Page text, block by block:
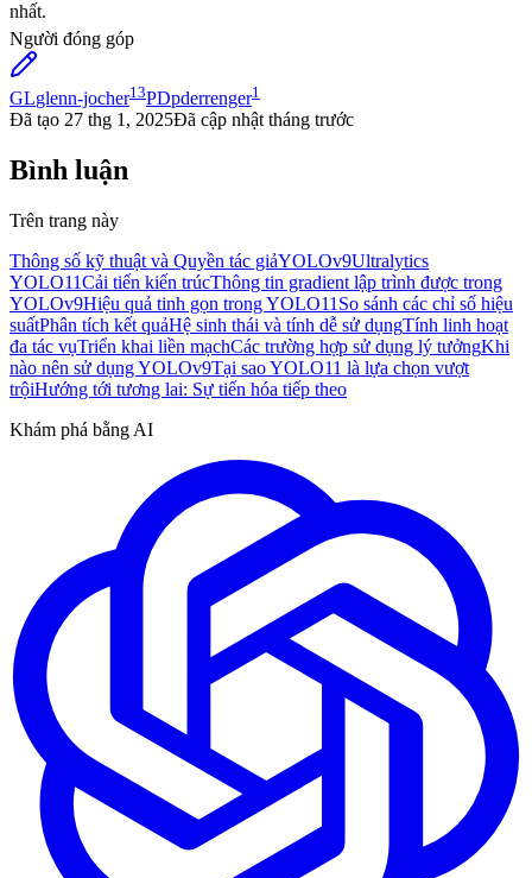
nhất.
Người đóng góp
GLglenn-jocher13PDpderrenger1
Đã tạo 27 thg 1, 2025Đã cập nhật tháng trước
Bình luận
Trên trang này
Thông số kỹ thuật và Quyền tác giảYOLOv9Ultralytics
YOLO11Cải tiến kiến trúcThông tin gradient lập trình được trong
YOLOv9Hiệu quả tinh gọn trong YOLO11 So sánh các chỉ số hiệu
suấtPhân tích kết quảHệ sinh thái và tính dễ sử dụngTính linh hoạt
đa tác vụTriển khai liền mạchCác trường hợp sử dụng lý tưởngKhi
nào nên sử dụng YOLOv9Tại sao YOLO11 là lựa chọn vượt
trộiHướng tới tương lai: Sự tiến hóa tiếp theo
Khám phá bằng AI